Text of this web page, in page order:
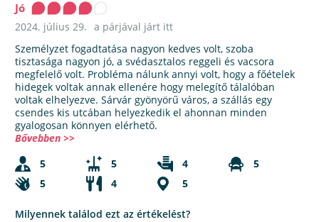
Jó
2024. július 29. a párjával járt itt
Személyzet fogadtatása nagyon kedves volt, szoba
tisztasága nagyon jó, a svédasztalos reggeli és vacsora
megfelelő volt. Probléma nálunk annyi volt, hogy a főételek
hidegek voltak annak ellenére hogy melegítő tálalóban
voltak elhelyezve. Sárvár gyönyörű város, a szállás egy
csendes kis utcában helyezkedik el ahonnan minden
gyalogosan könnyen elérhető.
Bővebben >>
5
5 4
5
5
4 5
Milyennek találod ezt az értékelést?